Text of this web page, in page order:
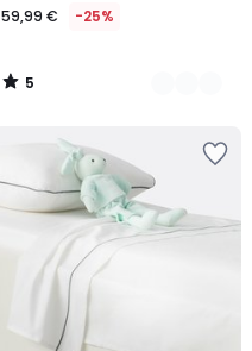
59,99 € -25%
5
/